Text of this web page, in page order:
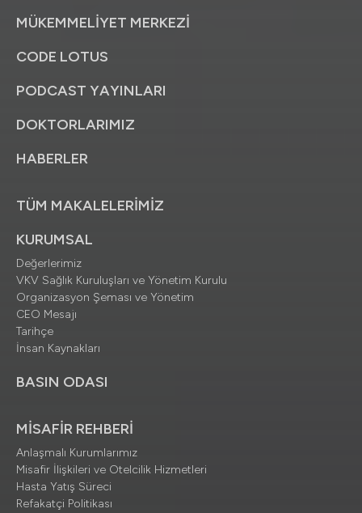
MÜKEMMELİYET MERKEZİ
CODE LOTUS
PODCAST YAYINLARI
DOKTORLARIMIZ
HABERLER
TÜM MAKALELERİMİZ
KURUMSAL
Değerlerimiz
VKV Sağlık Kuruluşları ve Yönetim Kurulu
Organizasyon Şeması ve Yönetim
CEO Mesajı
Tarihçe
İnsan Kaynakları
BASIN ODASI
MİSAFİR REHBERİ
Anlaşmalı Kurumlarımız
Misafir İlişkileri ve Otelcilik Hizmetleri
Hasta Yatış Süreci
Refakatçi Politikası